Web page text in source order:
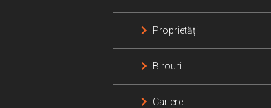
Proprietăți
Birouri
Cariere